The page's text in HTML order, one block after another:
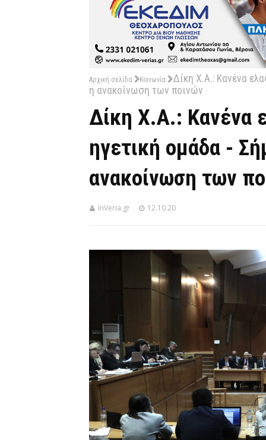
Αρχική σελίδα Κοινωνία
Δίκη Χ.Α.: Κανένα
η ανακοίνωση των ποινών
Δίκη Χ.Α.: Κανένα
ηγετική ομάδα -
ανακοίνωση των
InVeria.gr 12.10.20